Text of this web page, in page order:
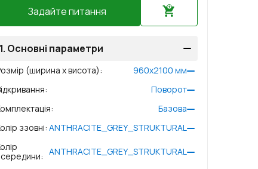
Задайте питання
1. Основні параметри
(ширина x висота): 960x2100 мм
:
Поворот
:
Базова
ззовні: ANTHRACITE_GREY_STRUKTURAL
: ANTHRACITE_GREY_STRUKTURAL